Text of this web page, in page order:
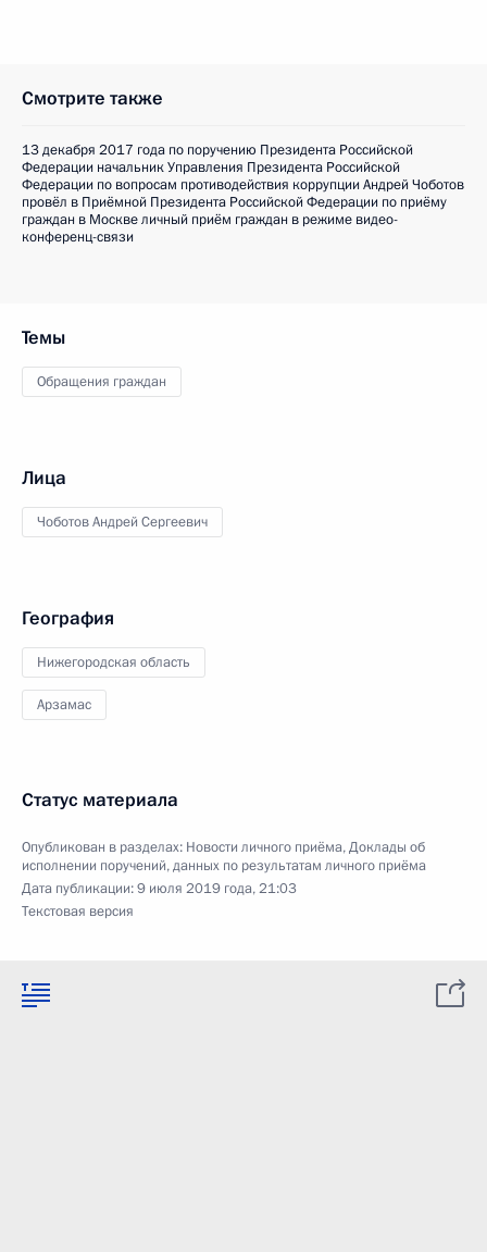
Смотрите также
13 декабря 2017 года по поручению Президента Российской
Федерации начальник Управления Президента Российской
Федерации по вопросам противодействия коррупции Андрей Чоботов
провёл в Приёмной Президента Российской Федерации по приёму
граждан в Москве личный приём граждан в режиме видео-
конференц-связи
Темы
Обращения граждан
Лица
Чоботов Андрей Сергеевич
География
Нижегородская область
Арзамас
Статус материала
Опубликован в разделах: Новости личного приёма,Доклады об
исполнении поручений, данных по результатам личного приёма
Дата публикации:9 июля 2019 года, 21:03
Текстовая версия